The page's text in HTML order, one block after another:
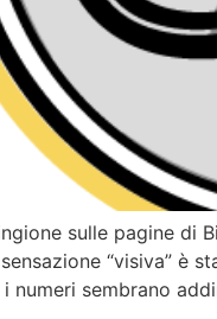
sulle pagine di
“visiva” è
numeri sembrano